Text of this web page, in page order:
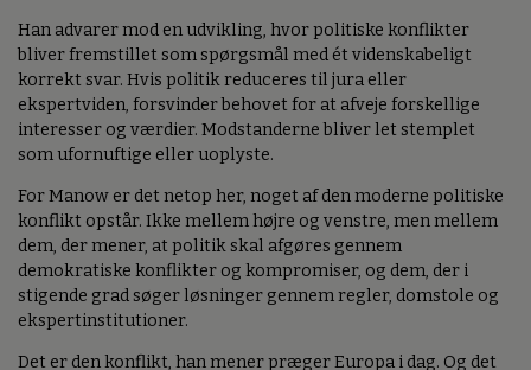
Han advarer mod en udvikling, hvor politiske konflikter
bliver fremstillet som spørgsmål med ét videnskabeligt
korrekt svar. Hvis politik reduceres til jura eller
ekspertviden, forsvinder behovet for at afveje forskellige
interesser og værdier. Modstanderne bliver let stemplet
som ufornuftige eller uoplyste.
For Manow er det netop her, noget af den moderne politiske
konflikt opstår. Ikke mellem højre og venstre, men mellem
dem, der mener, at politik skal afgøres gennem
demokratiske konflikter og kompromiser, og dem, der i
stigende grad søger løsninger gennem regler, domstole og
ekspertinstitutioner.
Det er den konflikt, han mener præger Europa i dag. Og det